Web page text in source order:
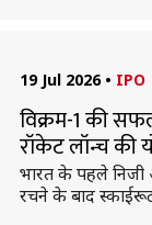
19 Jul 2026 • IPO
विक्रम-1 की
रॉकेट लॉन्च की
भारत के पहले निजी
रचने के बाद